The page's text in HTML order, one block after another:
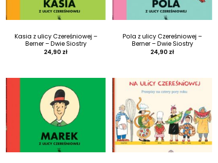
Kasia z ulicy Czereśniowej –
Berner – Dwie Siostry
24,90 zł
Pola z ulicy Czereśniowej –
Berner – Dwie Siostry
24,90 zł